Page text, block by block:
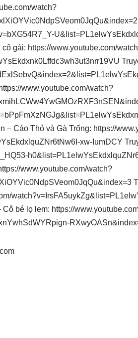
watch?
gái: https://www.youtube.com/
www.youtube.com/watch?
– Cáo Thỏ và Gà Trống: https://
xw-IumDCY
www.youtube.com/watch?
bé lọ lem: https://